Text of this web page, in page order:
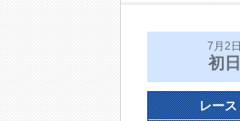
7月2日
初日
レース